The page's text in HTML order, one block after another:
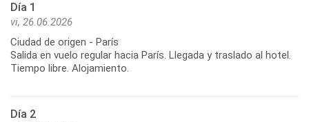
Día 1
vi, 26.06.2026
Ciudad de origen - París
Salida en vuelo regular hacia París. Llegada y traslado al hotel.
Tiempo libre. Alojamiento.
Día 2